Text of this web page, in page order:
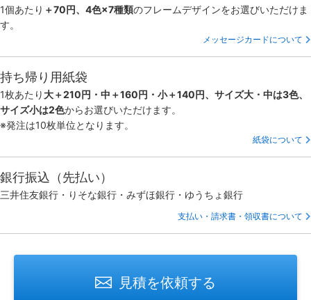
1個あたり ＋70円、4色×7種類のフレームデザインをお選びいただけま
す。
メッセージカードについて
持ち帰り用紙袋
1枚あたり 大＋210円・中＋160円・小＋140円、サイズ大・中は3色、
サイズ小は2色からお選びいただけます。
※発注は10枚単位となります。
紙袋について
銀行振込（先払い）
三井住友銀行・りそな銀行・みずほ銀行・ゆうちょ銀行
支払い・請求書・領収書について
見積を依頼する